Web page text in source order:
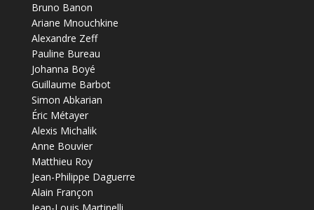
Bruno Banon
Ariane Mnouchkine
Alexandre Zeff
Pauline Bureau
Johanna Boyé
Guillaume Barbot
Simon Abkarian
Éric Métayer
Alexis Michalik
Anne Bouvier
Matthieu Roy
Jean-Philippe Daguerre
Alain Françon